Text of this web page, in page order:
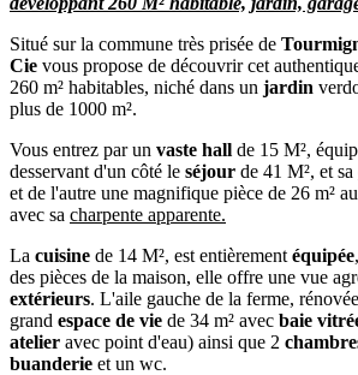
Situé sur la commune très prisée de
Cie vous propose de découvrir cet
260 m² habitables, niché dans un jardin
plus de 1000 m².
Vous entrez par un vaste hall de 15 M²,
desservant d'un côté le séjour de 41 M², et sa
et de l'autre une magnifique pièce de 26 m² au
avec sa charpente apparente.
La cuisine de 14 M², est entièrement équipée
des pièces de la maison, elle offre une vue
extérieurs. L'aile gauche de la ferme,
grand espace de vie de 34 m² avec baie
atelier avec point d'eau) ainsi que 2
buanderie et un wc.